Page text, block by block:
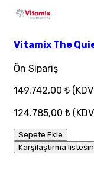
Vitamix The
Ön Sipariş
149.742,00 ₺
124.785,00 ₺
Sepete Ekle
Karşılaştırma